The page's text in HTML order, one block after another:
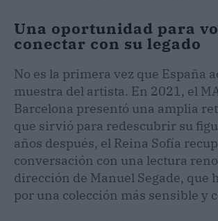
Una oportunidad para
conectar con su legado
No es la primera vez que España
muestra del artista. En 2021, el
Barcelona presentó una amplia
que sirvió para redescubrir su
años después, el Reina Sofía
conversación con una lectura
dirección de Manuel Segade, que
por una colección más sensible y